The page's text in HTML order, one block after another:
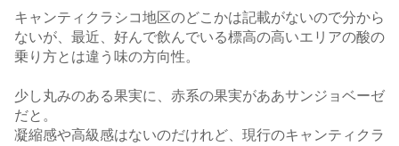
キャンティクラシコ地区のどこかは記載がないので分から
ないが、最近、好んで飲んでいる標高の高いエリアの酸の
乗り方とは違う味の方向性。
少し丸みのある果実に、赤系の果実がああサンジョベーゼ
だと。
凝縮感や高級感はないのだけれど、現行のキャンティクラ